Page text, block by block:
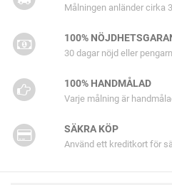
Målningen anländer cirka
100%
30 dagar nöjd eller
100% HANDMÅLAD
Varje målning är
SÄKRA KÖP
Använd ett kreditkort för